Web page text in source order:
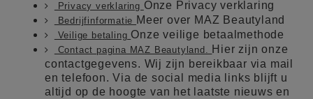
Privacy verklaring Onze Privacy verklaring
Bedrijfinformatie Meer over MAZ Beautyland
Veilige betaling Onze veilige betaalmethode
Contact pagina MAZ Beautyland. Hier zijn onze
contactgegevens. Wij zijn bereikbaar via mail
en telefoon. Via de social media links blijft u
altijd op de hoogte van het laatste nieuws en